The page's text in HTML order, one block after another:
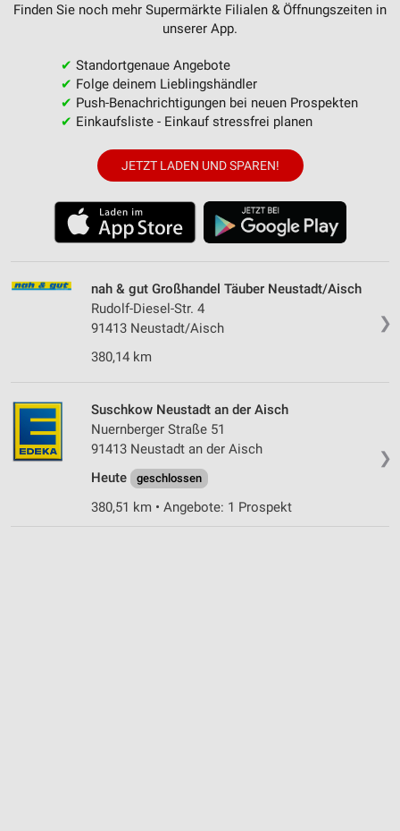
Finden Sie noch mehr Supermärkte Filialen & Öffnungszeiten in
unserer App.
✔ Standortgenaue Angebote
✔ Folge deinem Lieblingshändler
✔ Push-Benachrichtigungen bei neuen Prospekten
✔ Einkaufsliste - Einkauf stressfrei planen
JETZT LADEN UND SPAREN!
❯
nah & gut Großhandel Täuber Neustadt/Aisch
Rudolf-Diesel-Str. 4
91413 Neustadt/Aisch
380,14 km
❯
Suschkow Neustadt an der Aisch
Nuernberger Straße 51
91413 Neustadt an der Aisch
Heute
geschlossen
380,51 km • Angebote: 1 Prospekt